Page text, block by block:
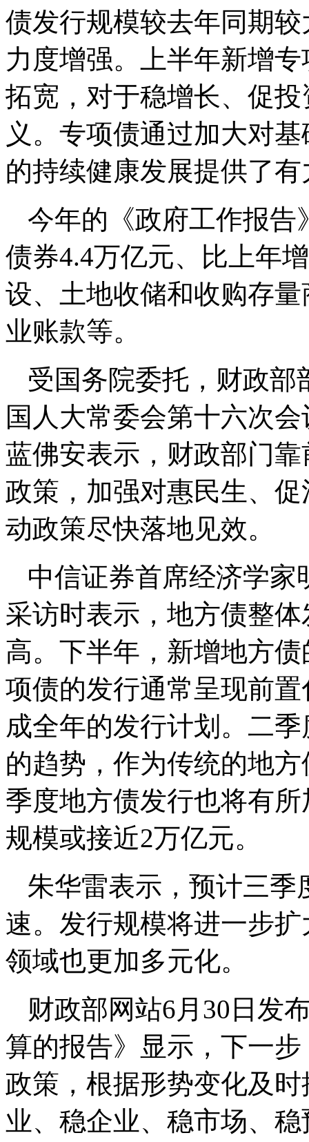
债发行规模较去年同期
力度增强。上半年新增
拓宽，对于稳增长、促
义。专项债通过加大对
的持续健康发展提供了
今年的《政府工作报告
债券4.4万亿元、比上年
设、土地收储和收购存
业账款等。
受国务院委托，财政部
国人大常委会第十六次
蓝佛安表示，财政部门
政策，加强对惠民生、
动政策尽快落地见效。
中信证券首席经济学
采访时表示，地方债整
高。下半年，新增地方
项债的发行通常呈现前
成全年的发行计划。二
的趋势，作为传统的地
季度地方债发行也将有
规模或接近2万亿元。
朱华雷表示，预计三季
速。发行规模将进一步
领域也更加多元化。
财政部网站6月30日发
算的报告》显示，下一
政策，根据形势变化及
业、稳企业、稳市场、